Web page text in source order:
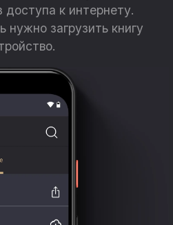
доступа к интернету.
нужно загрузить книгу